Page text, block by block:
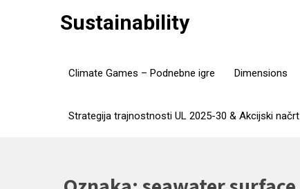
Sustainability
Climate Games – Podnebne igre Dimensions
Strategija trajnostnosti UL 2025-30 & Akcijski načrt